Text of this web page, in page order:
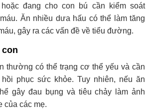
đang cho con bú cần kiểm soát
Ăn nhiều dưa hấu có thể làm tăng
gây ra các vấn đề về tiểu đường.
thường có thể trạng cơ thể yếu và cần
phục sức khỏe. Tuy nhiên, nếu ăn
gây đau bụng và tiêu chảy làm ảnh
của các mẹ.